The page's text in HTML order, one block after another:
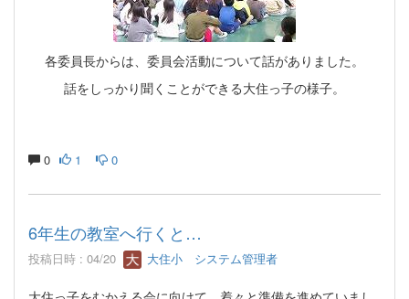
各委員長からは、委員会活動について話がありました。
話をしっかり聞くことができる大住っ子の様子。
0 1 0
6年生の教室へ行くと…
投稿日時 : 04/20 大住小 システム管理者